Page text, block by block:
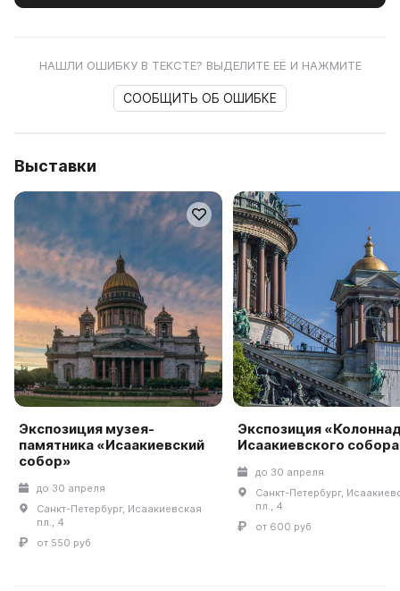
НАШЛИ ОШИБКУ В ТЕКСТЕ? ВЫДЕЛИТЕ ЕЁ И НАЖМИТЕ
СООБЩИТЬ ОБ ОШИБКЕ
Выставки
Экспозиция музея-
памятника «Исаакиевский
собор»
до 30 апреля
Санкт-Петербург, Исаакиевская
пл., 4
от 550 руб
Экспозиция
Исаакиевского
до 30 апреля
Санкт-Петербург,
пл., 4
от 600 руб